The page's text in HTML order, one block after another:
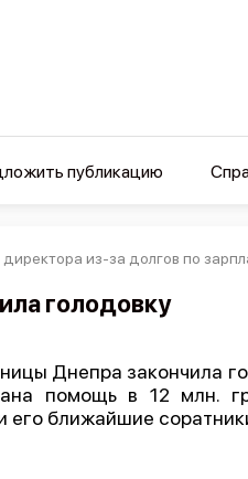
публикацию
из-за долгов по
голодовку
Днепра закончила
помощь в 12 млн.
его ближайшие